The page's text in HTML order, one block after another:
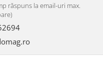
răspuns la email-uri max.